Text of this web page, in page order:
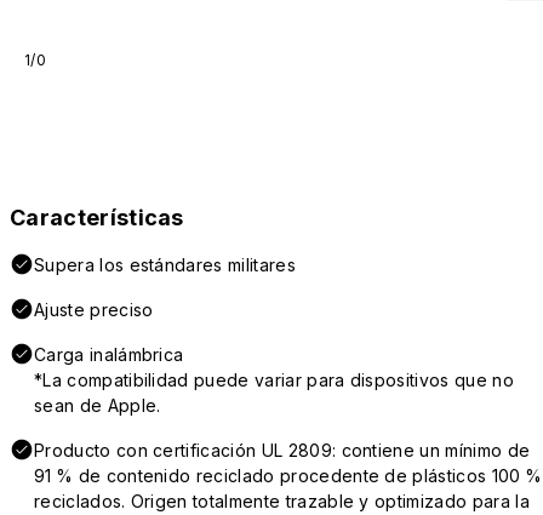
1/0
Características
Supera los estándares militares
Ajuste preciso
Carga inalámbrica
*La compatibilidad puede variar para dispositivos que no
sean de Apple.
Producto con certificación UL 2809: contiene un mínimo de
91 % de contenido reciclado procedente de plásticos 100 %
reciclados. Origen totalmente trazable y optimizado para la